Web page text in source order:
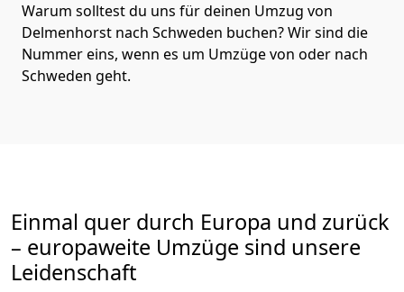
Warum solltest du uns für deinen Umzug von
Delmenhorst nach Schweden buchen? Wir sind die
Nummer eins, wenn es um Umzüge von oder nach
Schweden geht.
Einmal quer durch Europa und zurück
– europaweite Umzüge sind unsere
Leidenschaft